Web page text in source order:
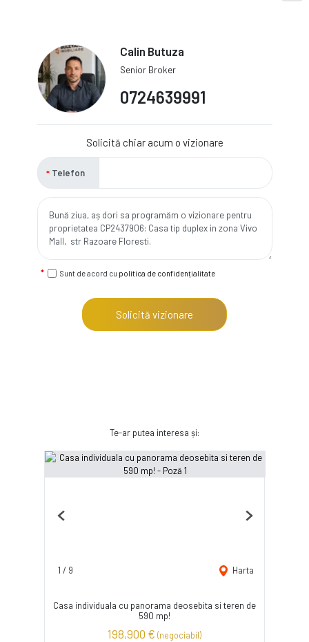
Calin Butuza
Senior Broker
0724639991
Solicită chiar acum o vizionare
Telefon
Sunt de acord cu politica de confidențialitate
Solicită vizionare
Te-ar putea interesa și:
1 / 9 Harta
Previous Next
Casa individuala cu panorama deosebita si teren de
590 mp!
198,900 € (negociabil)